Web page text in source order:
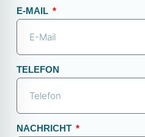
E-MAIL
TELEFON
NACHRICHT